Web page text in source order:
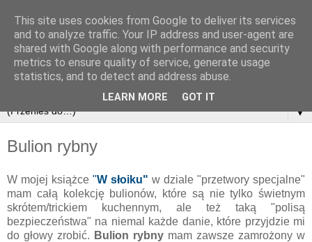
▼
Bulion rybny
W mojej książce "W słoiku" w dziale "przetwory specjalne"
mam całą kolekcję bulionów, które są nie tylko świetnym
skrótem/trickiem kuchennym, ale też taką "polisą
bezpieczeństwa" na niemal każde danie, które przyjdzie mi
do głowy zrobić. Bulion rybny mam zawsze zamrożony w
This site uses cookies from Google to deliver its services
and to analyze traffic. Your IP address and user-agent are
shared with Google along with performance and security
metrics to ensure quality of service, generate usage
statistics, and to detect and address abuse.
LEARN MORE GOT IT